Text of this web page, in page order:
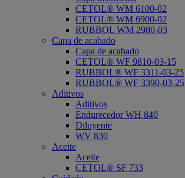
CETOL® WM 6100-02
CETOL® WM 6900-02
RUBBOL WM 2980-03
Capa de acabado
Capa de acabado
CETOL® WF 9810-03-15
RUBBOL® WF 3311-03-25
RUBBOL® WF 3390-03-25
Aditivos
Aditivos
Endurecedor WH 840
Diluyente
WV 830
Aceite
Aceite
CETOL® SF 733